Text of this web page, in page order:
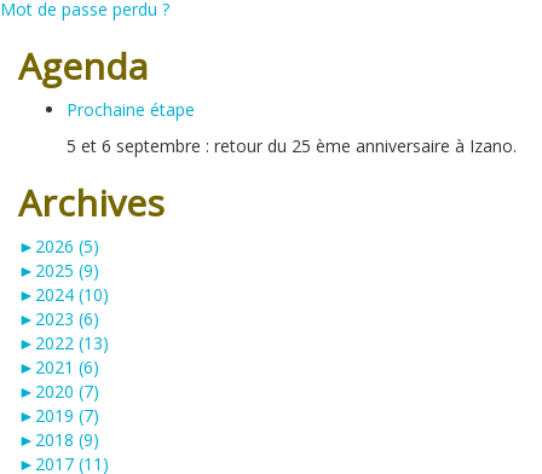
Mot de passe perdu ?
Agenda
Prochaine étape
5 et 6 septembre : retour du 25 ème anniversaire à Izano.
Archives
► 2026 (5)
► 2025 (9)
► 2024 (10)
► 2023 (6)
► 2022 (13)
► 2021 (6)
► 2020 (7)
► 2019 (7)
► 2018 (9)
► 2017 (11)